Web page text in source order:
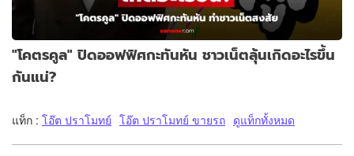
"โคตรคูล" ปิดออฟฟิศกะทันหัน ชาวเน็ตลุ้นเกิดอะไรขึ้น
กันแน่?
แท็ก : โอ๊ต ปราโมทย์ โอ๊ต ปราโมทย์ ขายรถ ดูแท็กทั้งหมด